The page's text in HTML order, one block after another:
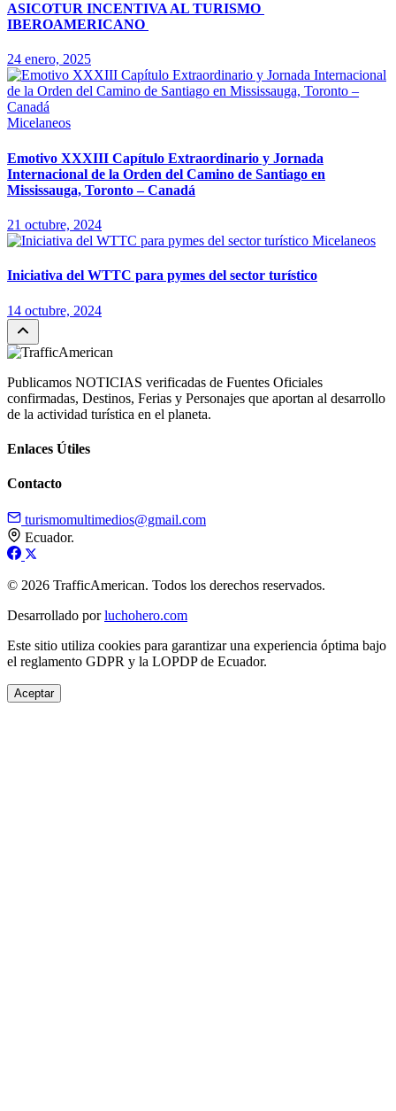
ASICOTUR INCENTIVA AL TURISMO
IBEROAMERICANO
24 enero, 2025
Micelaneos
Emotivo XXXIII Capítulo Extraordinario y Jornada
Internacional de la Orden del Camino de Santiago en
Mississauga, Toronto – Canadá
21 octubre, 2024
Micelaneos
Iniciativa del WTTC para pymes del sector turístico
14 octubre, 2024
Publicamos NOTICIAS verificadas de Fuentes Oficiales
confirmadas, Destinos, Ferias y Personajes que aportan al desarrollo
de la actividad turística en el planeta.
Enlaces Útiles
Contacto
turismomultimedios@gmail.com
Ecuador.
© 2026 TrafficAmerican. Todos los derechos reservados.
Desarrollado porluchohero.com
Este sitio utiliza cookies para garantizar una experiencia óptima bajo
el reglamento GDPR y la LOPDP de Ecuador.
Aceptar